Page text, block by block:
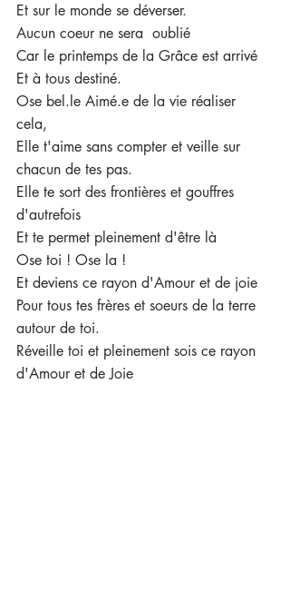
Et sur le monde se déverser.
Aucun coeur ne sera  oublié
Car le printemps de la Grâce est arrivé
Et à tous destiné.
Ose bel.le Aimé.e de la vie réaliser
cela,
Elle t'aime sans compter et veille sur
chacun de tes pas.
Elle te sort des frontières et gouffres
d'autrefois
Et te permet pleinement d'être là
Ose toi ! Ose la !
Et deviens ce rayon d'Amour et de joie
Pour tous tes frères et soeurs de la terre
autour de toi.
Réveille toi et pleinement sois ce rayon
d'Amour et de Joie